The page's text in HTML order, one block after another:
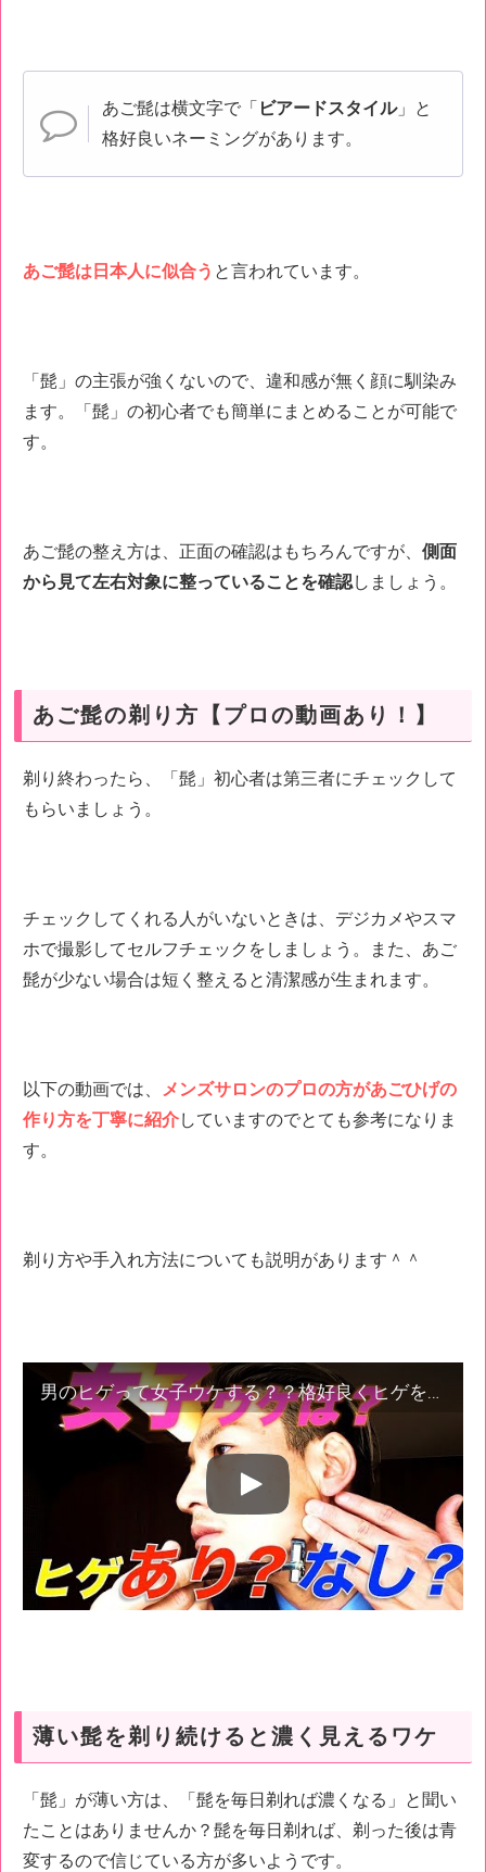
あご髭は横文字で「 ビアードスタイル」と
格好良いネーミングがあります。
あご髭は日本人に似合う と言われています。
「髭」の主張が強くないので、違和感が無く顔に馴染み
ます。「髭」の初心者でも簡単にまとめることが可能で
す。
あご髭の整え方は、正面の確認はもちろんですが、 側面
から見て左右対象に整っていることを確認しましょう。
あご髭の剃り方【プロの動画あり！】
剃り終わったら、「髭」初心者は第三者にチェックして
もらいましょう。
チェックしてくれる人がいないときは、デジカメやスマ
ホで撮影してセルフチェックをしましょう。また、あご
髭が少ない場合は短く整えると清潔感が生まれます。
以下の動画では、 メンズサロンのプロの方があごひげの
作り方を丁寧に紹介していますのでとても参考になりま
す。
剃り方や手入れ方法についても説明があります＾＾
男のヒゲって女子ウケする？？格好良くヒゲをデザインする鉄則！！
薄い髭を剃り続けると濃く見えるワケ
「髭」が薄い方は、「髭を毎日剃れば濃くなる」と聞い
たことはありませんか？髭を毎日剃れば、剃った後は青
変するので信じている方が多いようです。